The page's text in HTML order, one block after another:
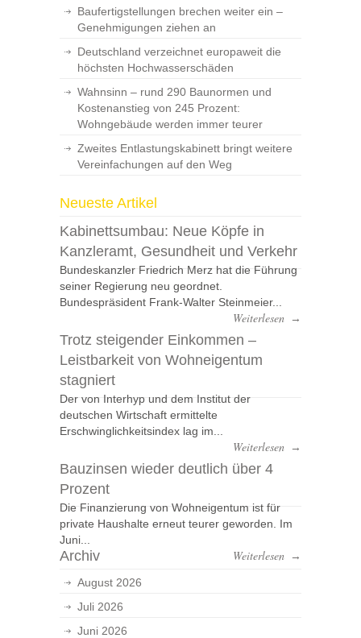
Baufertigstellungen brechen weiter ein –
Genehmigungen ziehen an
Deutschland verzeichnet europaweit die
höchsten Hochwasserschäden
Wahnsinn – rund 290 Baunormen und
Kostenanstieg von 245 Prozent:
Wohngebäude werden immer teurer
Zweites Entlastungskabinett bringt weitere
Vereinfachungen auf den Weg
Neueste Artikel
Kabinettsumbau: Neue Köpfe in
Kanzleramt, Gesundheit und Verkehr
Bundeskanzler Friedrich Merz hat die Führung
seiner Regierung neu geordnet.
Bundespräsident Frank-Walter Steinmeier...
Weiterlesen →
Trotz steigender Einkommen –
Leistbarkeit von Wohneigentum
stagniert
Der von Interhyp und dem Institut der
deutschen Wirtschaft ermittelte
Erschwinglichkeitsindex lag im...
Weiterlesen →
Bauzinsen wieder deutlich über 4
Prozent
Die Finanzierung von Wohneigentum ist für
private Haushalte erneut teurer geworden. Im
Juni...
Weiterlesen →
Archiv
August 2026
Juli 2026
Juni 2026